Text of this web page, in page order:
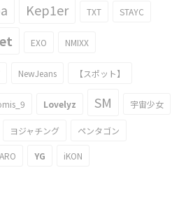
Kep1er TXT STAYC
EXO NMIXX
NewJeans 【スポット】
Lovelyz SM 宇宙少女
ヨジャチング ペンタゴン
YG iKON